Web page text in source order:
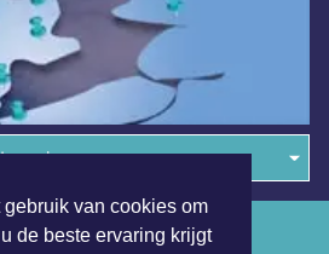
van cookies om
de beste ervaring krijgt
regio